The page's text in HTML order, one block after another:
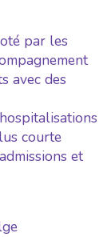
par les
avec des
courte
et